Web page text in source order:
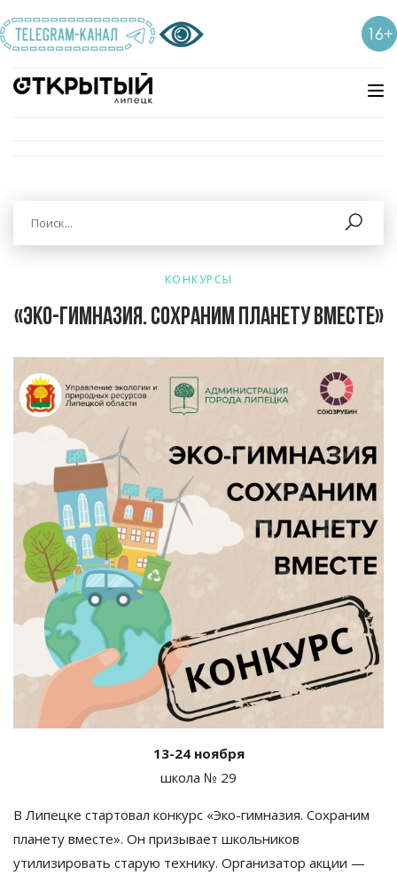
КОНКУРСЫ
«Эко-гимназия. Сохраним планету вместе»
13-24 ноября
школа № 29
В Липецке стартовал конкурс «Эко-гимназия. Сохраним
планету вместе». Он призывает школьников
утилизировать старую технику. Организатор акции —